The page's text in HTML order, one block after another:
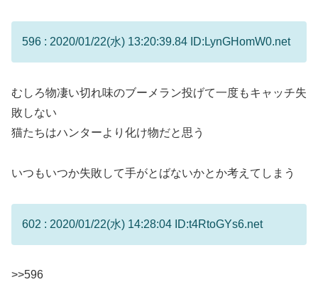
596 : 2020/01/22(水) 13:20:39.84 ID:LynGHomW0.net
むしろ物凄い切れ味のブーメラン投げて一度もキャッチ失
敗しない
猫たちはハンターより化け物だと思う
いつもいつか失敗して手がとばないかとか考えてしまう
602 : 2020/01/22(水) 14:28:04 ID:t4RtoGYs6.net
>>596